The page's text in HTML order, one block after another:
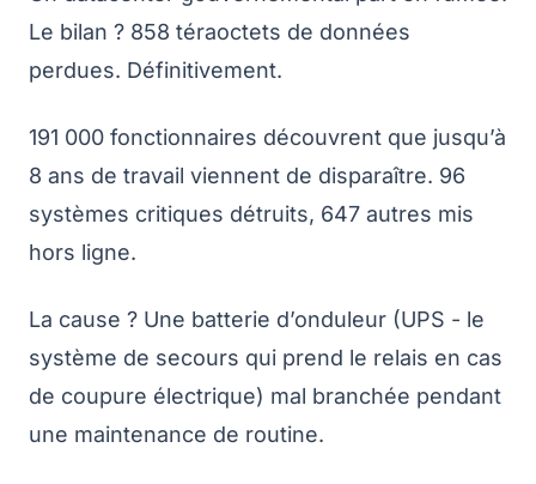
Le bilan ? 858 téraoctets de données
perdues. Définitivement.
191 000 fonctionnaires découvrent que jusqu’à
8 ans de travail viennent de disparaître. 96
systèmes critiques détruits, 647 autres mis
hors ligne.
La cause ? Une batterie d’onduleur (UPS - le
système de secours qui prend le relais en cas
de coupure électrique) mal branchée pendant
une maintenance de routine.